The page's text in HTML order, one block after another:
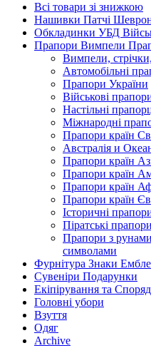
Всі товари зі знижкою
Нашивки Патчі
Обкладинки УБД
Прапори Вимпели
Вимпели,
Автомобільні
Прапори України
Військові
Настільні
Міжнародні
Прапори країн
Австралія и
Прапори країн
Прапори країн
Прапори країн
Прапори країн
Історичні
Піратські прапори
Прапори з
символами
Фурнітура Знаки
Сувеніри Подарунки
Екіпірування та
Головні убори
Взуття
Одяг
Archive